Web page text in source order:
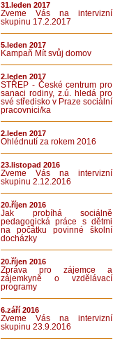
31.leden 2017
Zveme Vás na intervizní
skupinu 17.2.2017
5.leden 2017
Kampaň Mít svůj domov
2.leden 2017
STŘEP - České centrum pro
sanaci rodiny, z.ú. hledá pro
své středisko v Praze sociální
pracovnici/ka
2.leden 2017
Ohlédnutí za rokem 2016
23.listopad 2016
Zveme Vás na intervizní
skupinu 2.12.2016
20.říjen 2016
Jak probíhá sociálně
pedagogická práce s dětmi
na počátku povinné školní
docházky
20.říjen 2016
Zpráva pro zájemce a
zájemkyně o vzdělávací
programy
6.září 2016
Zveme Vás na intervizní
skupinu 23.9.2016